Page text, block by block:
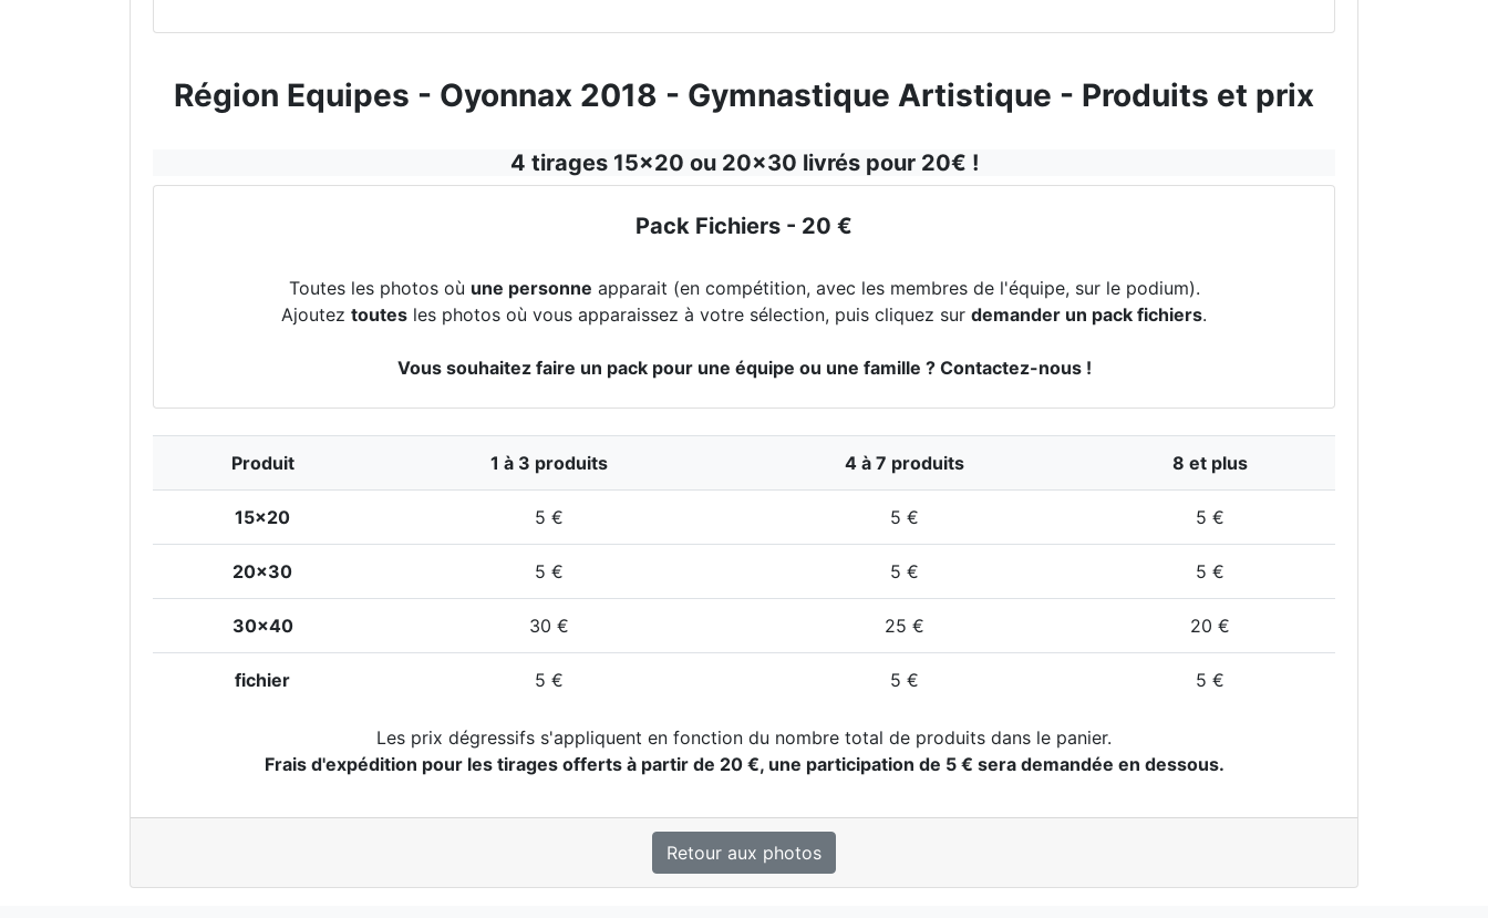
Région Equipes - Oyonnax 2018 - Gymnastique Artistique - Produits et prix
4 tirages 15x20 ou 20x30 livrés pour 20€ !
Pack Fichiers - 20 €
Toutes les photos où une personne apparait (en compétition, avec les membres de l'équipe, sur le podium).
Ajoutez toutes les photos où vous apparaissez à votre sélection, puis cliquez sur demander un pack fichiers.
Vous souhaitez faire un pack pour une équipe ou une famille ? Contactez-nous !
Produit 1 à 3 produits 4 à 7 produits 8 et plus
15x20 5 € 5 € 5 €
20x30 5 € 5 € 5 €
30x40 30 € 25 € 20 €
fichier 5 € 5 € 5 €
Les prix dégressifs s'appliquent en fonction du nombre total de produits dans le panier.
Frais d'expédition pour les tirages offerts à partir de 20 €, une participation de 5 € sera demandée en dessous.
Retour aux photos